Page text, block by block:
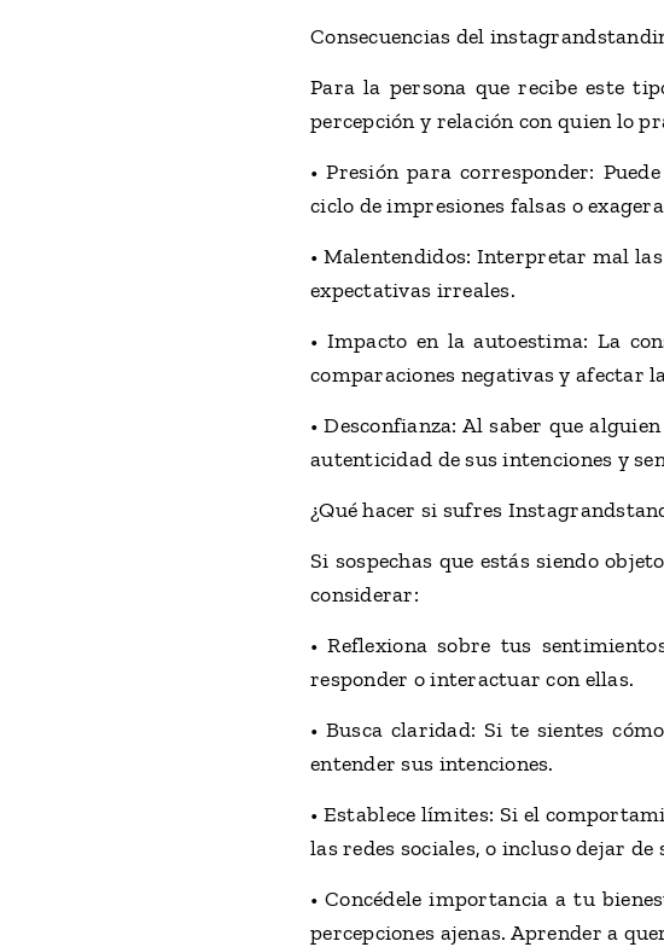
Consecuencias del
Para la persona que recibe este
percepción y relación con quien lo
• Presión para corresponder:
ciclo de impresiones falsas o
• Malentendidos: Interpretar mal
expectativas irreales.
• Impacto en la autoestima: La
comparaciones negativas y afectar
• Desconfianza: Al saber que
autenticidad de sus intenciones y
¿Qué hacer si sufres
Si sospechas que estás siendo
considerar:
• Reflexiona sobre tus
responder o interactuar con ellas.
• Busca claridad: Si te sientes
entender sus intenciones.
• Establece límites: Si el
las redes sociales, o incluso dejar
• Concédele importancia a tu
percepciones ajenas. Aprender a